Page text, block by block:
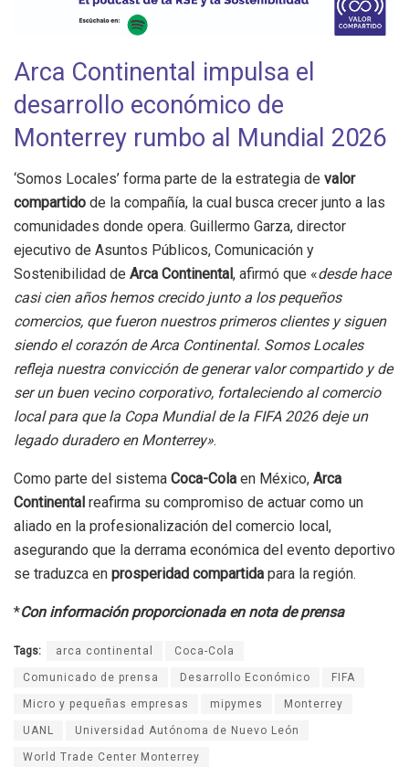
Arca Continental impulsa el
desarrollo económico de
Monterrey rumbo al Mundial 2026
‘Somos Locales’ forma parte de la estrategia de valor
compartido de la compañía, la cual busca crecer junto a las
comunidades donde opera. Guillermo Garza, director
ejecutivo de Asuntos Públicos, Comunicación y
Sostenibilidad de Arca Continental, afirmó que «desde hace
casi cien años hemos crecido junto a los pequeños
comercios, que fueron nuestros primeros clientes y siguen
siendo el corazón de Arca Continental. Somos Locales
refleja nuestra convicción de generar valor compartido y de
ser un buen vecino corporativo, fortaleciendo al comercio
local para que la Copa Mundial de la FIFA 2026 deje un
legado duradero en Monterrey».
Como parte del sistema Coca-Cola en México, Arca
Continental reafirma su compromiso de actuar como un
aliado en la profesionalización del comercio local,
asegurando que la derrama económica del evento deportivo
se traduzca en prosperidad compartida para la región.
*Con información proporcionada en nota de prensa
Tags: arca continental Coca-Cola
Comunicado de prensa Desarrollo Económico FIFA
Micro y pequeñas empresas mipymes Monterrey
UANL Universidad Autónoma de Nuevo León
World Trade Center Monterrey